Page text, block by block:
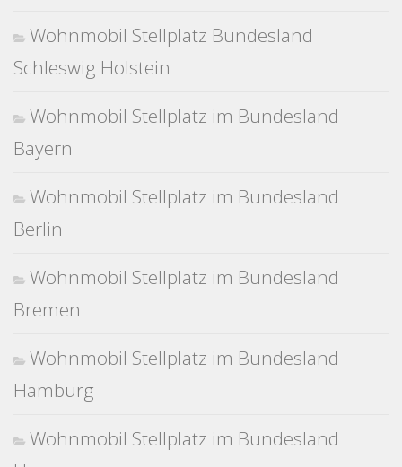
Wohnmobil Stellplatz Bundesland
Schleswig Holstein
Wohnmobil Stellplatz im Bundesland
Bayern
Wohnmobil Stellplatz im Bundesland
Berlin
Wohnmobil Stellplatz im Bundesland
Bremen
Wohnmobil Stellplatz im Bundesland
Hamburg
Wohnmobil Stellplatz im Bundesland